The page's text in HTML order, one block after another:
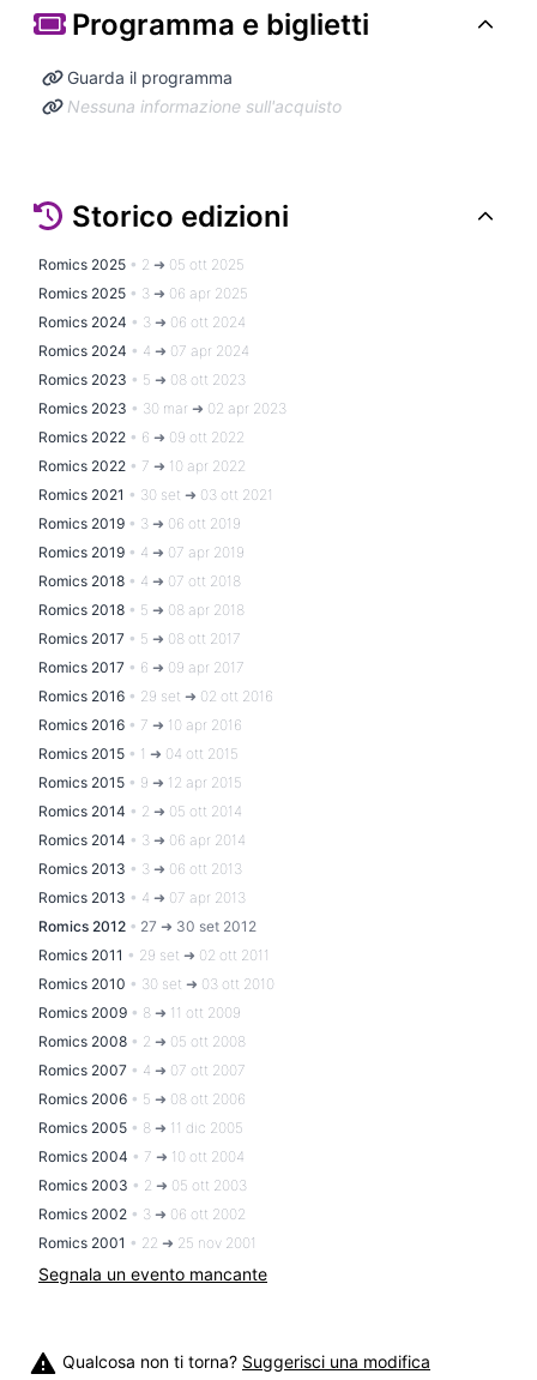
Programma e biglietti
Guarda il programma
Nessuna informazione sull'acquisto
Storico edizioni
Romics 2025 • 2 ➜ 05 ott 2025
Romics 2025 • 3 ➜ 06 apr 2025
Romics 2024 • 3 ➜ 06 ott 2024
Romics 2024 • 4 ➜ 07 apr 2024
Romics 2023 • 5 ➜ 08 ott 2023
Romics 2023 • 30 mar ➜ 02 apr 2023
Romics 2022 • 6 ➜ 09 ott 2022
Romics 2022 • 7 ➜ 10 apr 2022
Romics 2021 • 30 set ➜ 03 ott 2021
Romics 2019 • 3 ➜ 06 ott 2019
Romics 2019 • 4 ➜ 07 apr 2019
Romics 2018 • 4 ➜ 07 ott 2018
Romics 2018 • 5 ➜ 08 apr 2018
Romics 2017 • 5 ➜ 08 ott 2017
Romics 2017 • 6 ➜ 09 apr 2017
Romics 2016 • 29 set ➜ 02 ott 2016
Romics 2016 • 7 ➜ 10 apr 2016
Romics 2015 • 1 ➜ 04 ott 2015
Romics 2015 • 9 ➜ 12 apr 2015
Romics 2014 • 2 ➜ 05 ott 2014
Romics 2014 • 3 ➜ 06 apr 2014
Romics 2013 • 3 ➜ 06 ott 2013
Romics 2013 • 4 ➜ 07 apr 2013
Romics 2012 • 27 ➜ 30 set 2012
Romics 2011 • 29 set ➜ 02 ott 2011
Romics 2010 • 30 set ➜ 03 ott 2010
Romics 2009 • 8 ➜ 11 ott 2009
Romics 2008 • 2 ➜ 05 ott 2008
Romics 2007 • 4 ➜ 07 ott 2007
Romics 2006 • 5 ➜ 08 ott 2006
Romics 2005 • 8 ➜ 11 dic 2005
Romics 2004 • 7 ➜ 10 ott 2004
Romics 2003 • 2 ➜ 05 ott 2003
Romics 2002 • 3 ➜ 06 ott 2002
Romics 2001 • 22 ➜ 25 nov 2001
Segnala un evento mancante
Qualcosa non ti torna? Suggerisci una modifica